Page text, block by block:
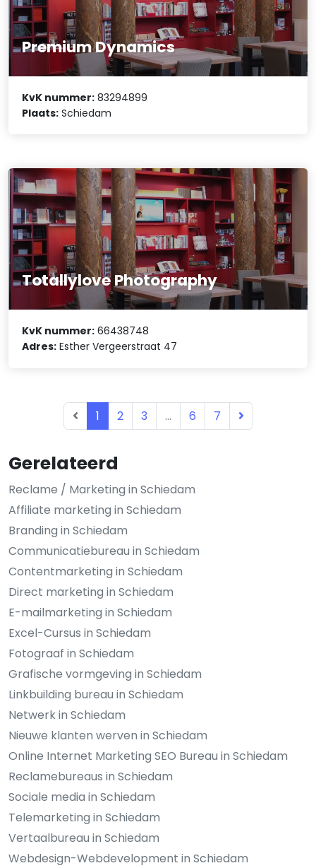
Gerelateerd
Reclame / Marketing in Schiedam
Affiliate marketing in Schiedam
Branding in Schiedam
Communicatiebureau in Schiedam
Contentmarketing in Schiedam
Direct marketing in Schiedam
E-mailmarketing in Schiedam
Excel-Cursus in Schiedam
Fotograaf in Schiedam
Grafische vormgeving in Schiedam
Linkbuilding bureau in Schiedam
Netwerk in Schiedam
Nieuwe klanten werven in Schiedam
Online Internet Marketing SEO Bureau in Schiedam
Reclamebureaus in Schiedam
Sociale media in Schiedam
Telemarketing in Schiedam
Vertaalbureau in Schiedam
Webdesign-Webdevelopment in Schiedam
Premium Dynamics
KvK nummer: 83294899
Plaats: Schiedam
Totallylove Photography
KvK nummer: 66438748
Adres: Esther Vergeerstraat 47
1 2 3 ... 6 7